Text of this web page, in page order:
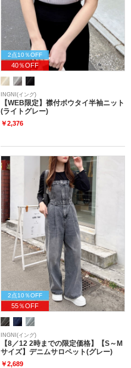
2点10％OFF
40％OFF
INGNI(イング)
【WEB限定】襟付ボウタイ半袖ニット
(ライトグレー)
￥2,376
2点10％OFF
55％OFF
INGNI(イング)
【8／12 2時までの限定価格】【S～M
サイズ】デニムサロペット(グレー)
￥2,689